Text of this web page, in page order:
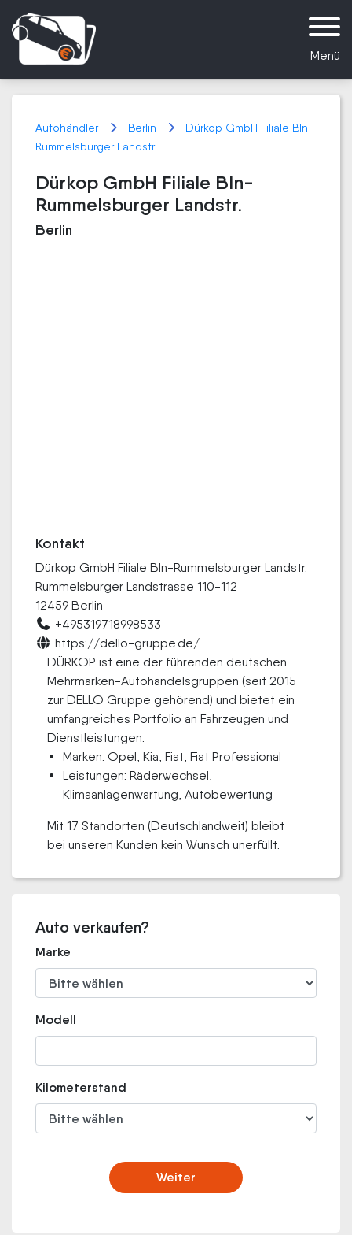
Menü
Autohändler Berlin
Dürkop GmbH Filiale Bln-
Rummelsburger Landstr.
Dürkop GmbH Filiale Bln-
Rummelsburger Landstr.
Berlin
Kontakt
Dürkop GmbH Filiale Bln-Rummelsburger Landstr.
Rummelsburger Landstrasse 110-112
12459 Berlin
+495319718998533
https://dello-gruppe.de/
DÜRKOP ist eine der führenden deutschen
Mehrmarken-Autohandelsgruppen (seit 2015
zur DELLO Gruppe gehörend) und bietet ein
umfangreiches Portfolio an Fahrzeugen und
Dienstleistungen.
Marken: Opel, Kia, Fiat, Fiat Professional
Leistungen: Räderwechsel,
Klimaanlagenwartung, Autobewertung
Mit 17 Standorten (Deutschlandweit) bleibt
bei unseren Kunden kein Wunsch unerfüllt.
Auto verkaufen?
Marke
Modell
Kilometerstand
Weiter